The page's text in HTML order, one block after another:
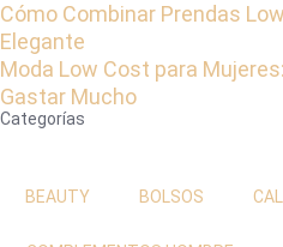
Cómo Combinar Prendas
Elegante
Moda Low Cost para
Gastar Mucho
Categorías
BEAUTY BOLSOS